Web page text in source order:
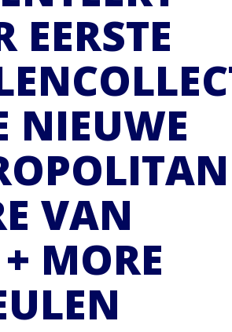
EERSTE
NIEUWE
VAN
+ MORE